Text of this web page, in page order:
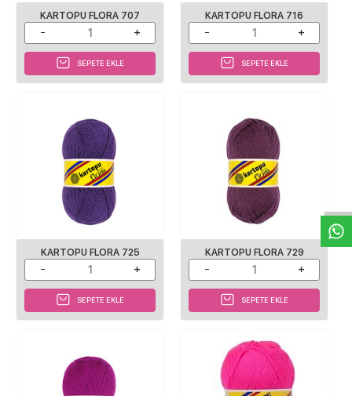
KARTOPU FLORA 707
SEPETE EKLE
KARTOPU FLORA 716
SEPETE EKLE
KARTOPU FLORA 725
SEPETE EKLE
KARTOPU FLORA 729
SEPETE EKLE